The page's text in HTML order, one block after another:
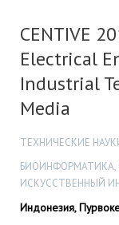
CENTIVE
Electrical
Industrial
Media
ТЕХНИЧЕСКИЕ
ИСКУССТВЕННЫЙ
Индонезия,